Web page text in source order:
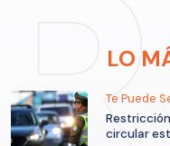
LO
Te Puede
circular